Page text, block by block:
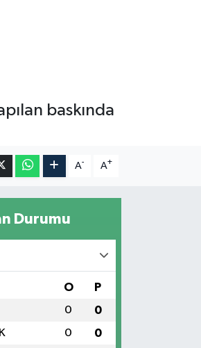
baskında
A- A+
Durumu
O P
0 0
0 0